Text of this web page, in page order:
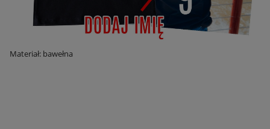
Materiał: bawełna